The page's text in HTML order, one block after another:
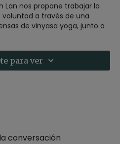
Lan nos propone trabajar la
a través de una
de vinyasa yoga, junto a
Tierra
y ganar fuerza de voluntad
la clase tantas veces como
consigas fluir y disfrutar de tu
para ver
conversación